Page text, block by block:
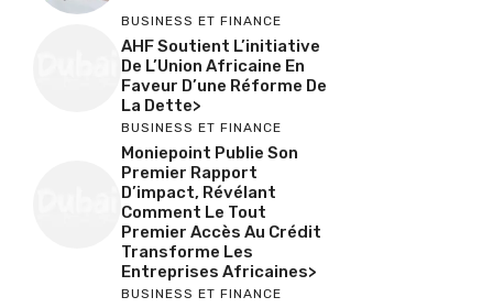
BUSINESS ET FINANCE
AHF Soutient L’initiative
De L’Union Africaine En
Faveur D’une Réforme De
La Dette>
BUSINESS ET FINANCE
Moniepoint Publie Son
Premier Rapport
D’impact, Révélant
Comment Le Tout
Premier Accès Au Crédit
Transforme Les
Entreprises Africaines>
BUSINESS ET FINANCE